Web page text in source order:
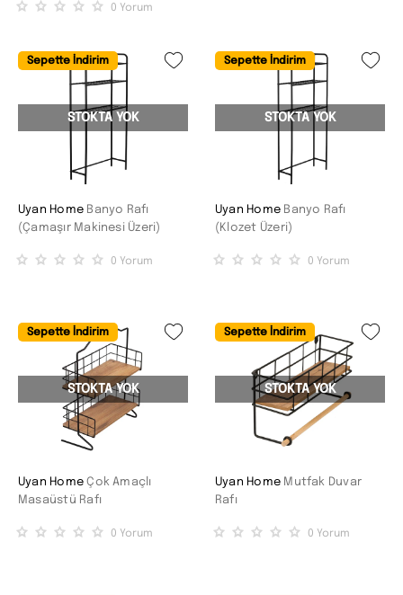
0 Yorum
Sepette İndirim
STOKTA YOK
Uyan Home Banyo Rafı
(Çamaşır Makinesi Üzeri)
0 Yorum
Sepette İndirim
STOKTA YOK
Uyan Home Banyo Rafı
(Klozet Üzeri)
0 Yorum
Sepette İndirim
STOKTA YOK
Uyan Home Çok Amaçlı
Masaüstü Rafı
0 Yorum
Sepette İndirim
STOKTA YOK
Uyan Home Mutfak Duvar
Rafı
0 Yorum